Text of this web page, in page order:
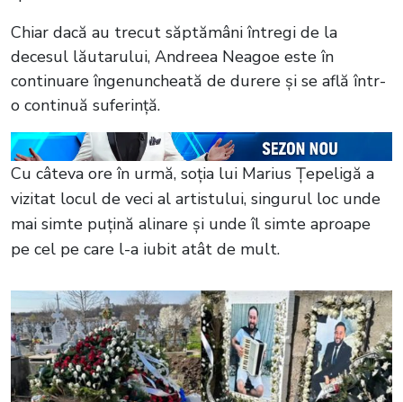
Chiar dacă au trecut săptămâni întregi de la
decesul lăutarului, Andreea Neagoe este în
continuare îngenuncheată de durere și se află într-
o continuă suferință.
Cu câteva ore în urmă, soția lui Marius Țepeligă a
vizitat locul de veci al artistului, singurul loc unde
mai simte puțină alinare și unde îl simte aproape
pe cel pe care l-a iubit atât de mult.